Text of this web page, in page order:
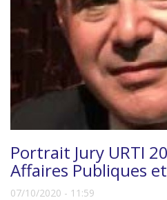
Portrait Jury URTI
Affaires Publiques
07/10/2020 - 11:59